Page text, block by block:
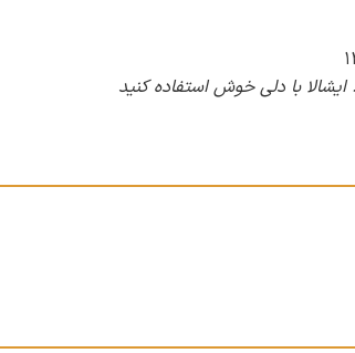
با دلی خوش استفاده کنید